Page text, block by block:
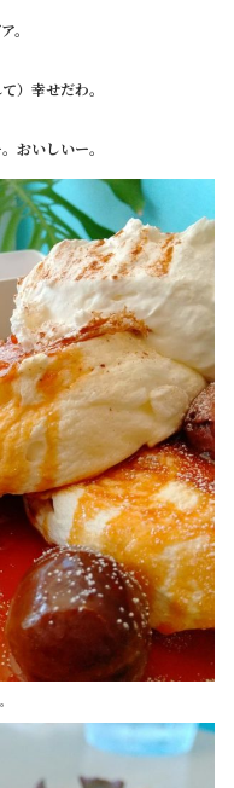
。
）幸せだわ。
おいしいー。